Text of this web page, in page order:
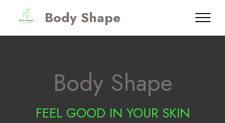
Body Shape
Body Shape
FEEL GOOD IN YOUR SKIN